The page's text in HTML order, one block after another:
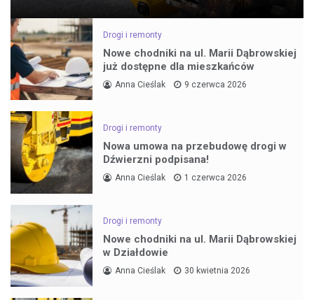
Drogi i remonty
Nowe chodniki na ul. Marii Dąbrowskiej
już dostępne dla mieszkańców
Anna Cieślak 9 czerwca 2026
Drogi i remonty
Nowa umowa na przebudowę drogi w
Dźwierzni podpisana!
Anna Cieślak 1 czerwca 2026
Drogi i remonty
Nowe chodniki na ul. Marii Dąbrowskiej
w Działdowie
Anna Cieślak 30 kwietnia 2026